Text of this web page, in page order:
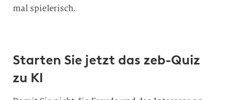
mal spielerisch.
Starten Sie jetzt das zeb-Quiz
zu KI